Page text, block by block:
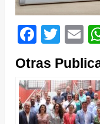
Otras